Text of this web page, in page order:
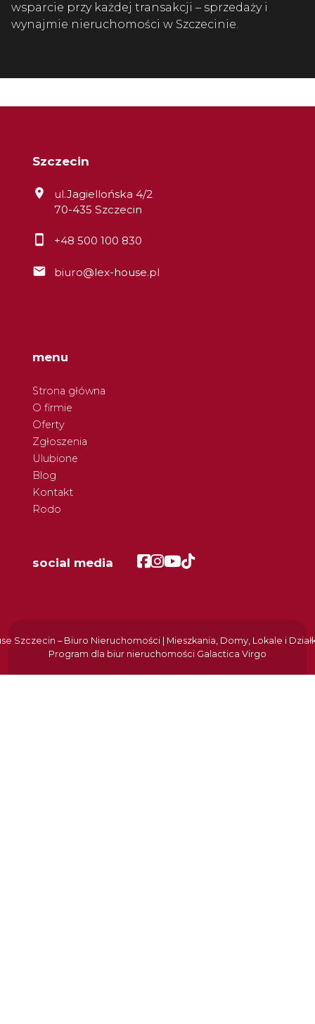
wsparcie przy każdej transakcji – sprzedaży i
wynajmie nieruchomości w Szczecinie.
Szczecin
ul.Jagiellońska 4/2
70-435 Szczecin
+48 500 100 830
biuro@lex-house.pl
menu
Strona główna
O firmie
Oferty
Zgłoszenia
Ulubione
Blog
Kontakt
Rodo
social media Facebook
Facebook
Facebook
Facebook
Szczecin – Biuro Nieruchomości | Mieszkania, Domy, Lokale i
Program dla biur nieruchomości Galactica Virgo